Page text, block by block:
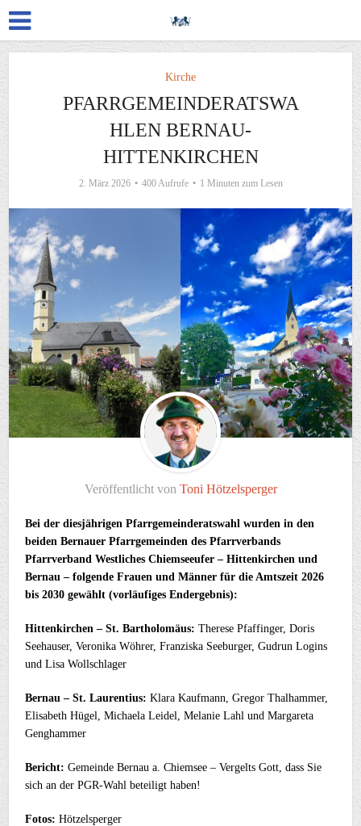
Kirche
PFARRGEMEINDERATSWA
HLEN BERNAU-
HITTENKIRCHEN
2. März 2026 400 Aufrufe 1 Minuten zum Lesen
Veröffentlicht von Toni Hötzelsperger
Bei der diesjährigen Pfarrgemeinderatswahl wurden in den
beiden Bernauer Pfarrgemeinden des Pfarrverbands
Pfarrverband Westliches Chiemseeufer – Hittenkirchen und
Bernau – folgende Frauen und Männer für die Amtszeit 2026
bis 2030 gewählt (vorläufiges Endergebnis):
Hittenkirchen – St. Bartholomäus: Therese Pfaffinger, Doris
Seehauser, Veronika Wöhrer, Franziska Seeburger, Gudrun Logins
und Lisa Wollschlager
Bernau – St. Laurentius: Klara Kaufmann, Gregor Thalhammer,
Elisabeth Hügel, Michaela Leidel, Melanie Lahl und Margareta
Genghammer
Bericht: Gemeinde Bernau a. Chiemsee – Vergelts Gott, dass Sie
sich an der PGR-Wahl beteiligt haben!
Fotos: Hötzelsperger